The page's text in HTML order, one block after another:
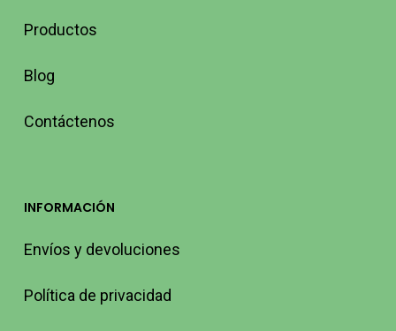
Productos
Blog
Contáctenos
INFORMACIÓN
Envíos y devoluciones
Política de privacidad